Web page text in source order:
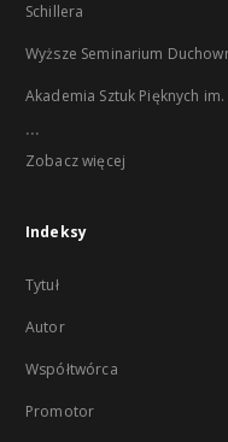
Schillera
Wyższe Seminarium
Akademia Sztuk Pięknych
...
Zobacz więcej
Indeksy
Tytuł
Autor
Współtwórca
Promotor